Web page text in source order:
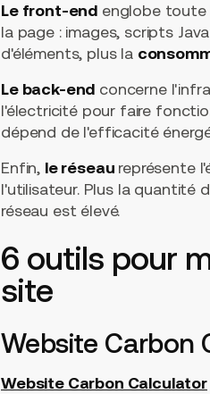
Le front-end englobe toute
la page : images, scripts
d'éléments, plus la
Le back-end concerne
l'électricité pour faire
dépend de l'efficacité
Enfin, le réseau représente
l'utilisateur. Plus la quantité
réseau est élevé.
6 outils pour
site
Website Carbon
Website Carbon Calculator